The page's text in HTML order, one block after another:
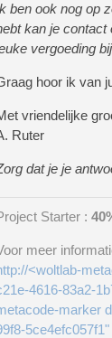
ben ook nog op
kan je contact
vergoeding
hoor ik van
vriendelijke
Ruter
dat je je
Starter :
meer
<woltlab-
4616-83a2-
marker